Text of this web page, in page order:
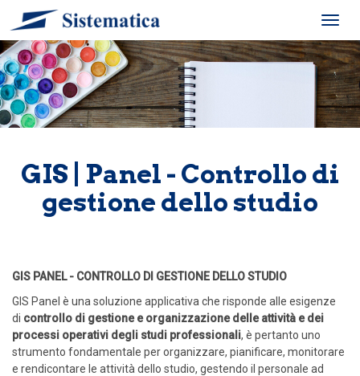
GIS | Panel - Controllo di
gestione dello studio
GIS PANEL - CONTROLLO DI GESTIONE DELLO STUDIO
GIS Panel è una soluzione applicativa che risponde alle esigenze
di controllo di gestione e organizzazione delle attività e dei
processi operativi degli studi professionali, è pertanto uno
strumento fondamentale per organizzare, pianificare, monitorare
e rendicontare le attività dello studio, gestendo il personale ad